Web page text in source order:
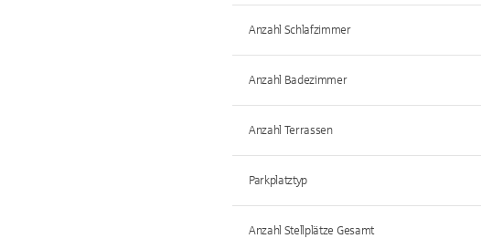
Anzahl Schlafzimmer
Anzahl Badezimmer
Anzahl Terrassen
Parkplatztyp
Anzahl Stellplätze Gesamt